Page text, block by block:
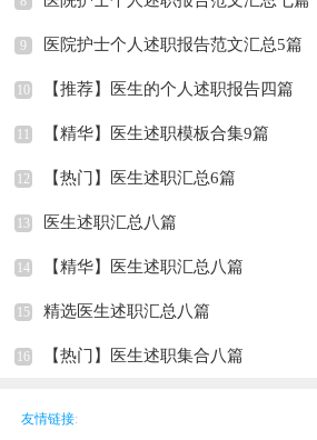
9 医院护士个人述职报告范文汇总5篇
10 【推荐】医生的个人述职报告四篇
11 【精华】医生述职模板合集9篇
12 【热门】医生述职汇总6篇
13 医生述职汇总八篇
14 【精华】医生述职汇总八篇
15 精选医生述职汇总八篇
16 【热门】医生述职集合八篇
友情链接: